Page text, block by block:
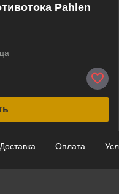
Pahlen
Доставка Оплата